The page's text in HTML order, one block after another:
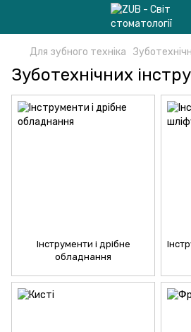
Для зубного техніка
Зуботехнічних
Інструменти і дрібне
обладнання